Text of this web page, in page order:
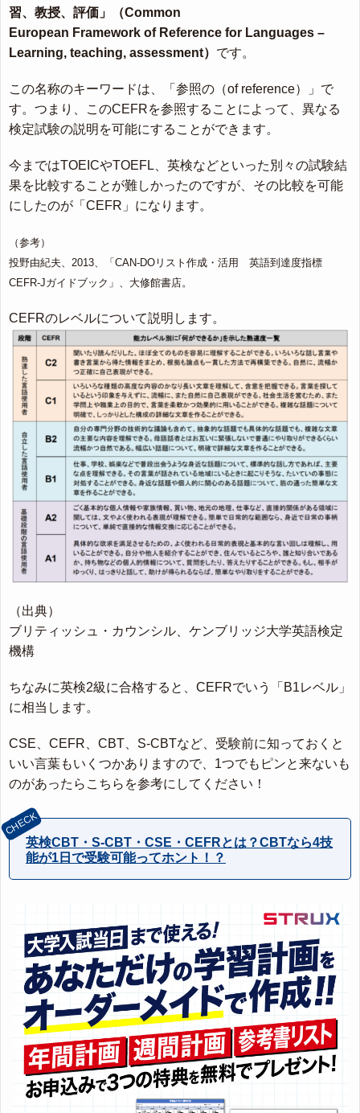
習、教授、評価」（Common
European Framework of Reference for Languages –
Learning, teaching, assessment） です。
この名称のキーワードは、「参照の（of reference）」で
す。つまり、このCEFRを参照することによって、異なる
検定試験の説明を可能にすることができます。
今まではTOEICやTOEFL、英検などといった別々の試験結
果を比較することが難しかったのですが、その比較を可能
にしたのが「CEFR」になります。
（参考）
投野由紀夫、2013、「CAN-DOリスト作成・活用 英語到達度指標
CEFR-Jガイドブック」、大修館書店。
CEFRのレベルについて説明します。
（出典）
ブリティッシュ・カウンシル、ケンブリッジ大学英語検定
機構
ちなみに英検2級に合格すると、CEFRでいう「B1レベル」
に相当します。
CSE、CEFR、CBT、S-CBTなど、受験前に知っておくと
いい言葉もいくつかありますので、1つでもピンと来ないも
のがあったらこちらを参考にしてください！
英検CBT・S-CBT・CSE・CEFRとは？CBTなら4技
能が1日で受験可能ってホント！？